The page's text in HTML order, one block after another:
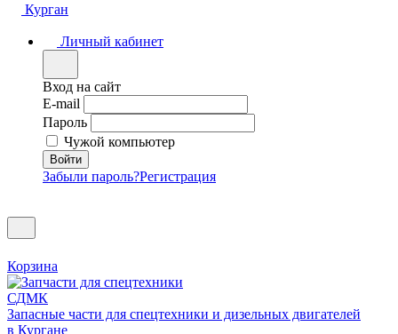
Курган
Личный кабинет
Вход на сайт
E-mail
Пароль
Чужой компьютер
Забыли пароль?Регистрация
Корзина
Запасные части для спецтехники и дизельных двигателей
в Кургане